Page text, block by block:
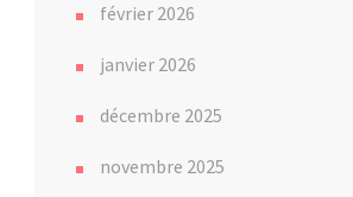
février 2026
janvier 2026
décembre 2025
novembre 2025